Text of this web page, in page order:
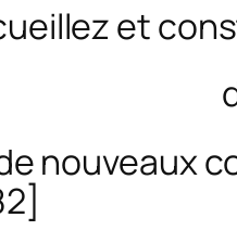
et
nouveaux